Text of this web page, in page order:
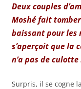
Deux couples
Moshé fait
baissant pour les
s’aperçoit que la
n’a pas de culotte
Surpris, il se cogne